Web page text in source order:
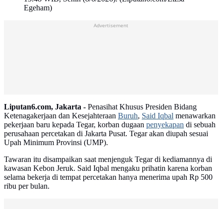
Egeham)
Advertisement
Liputan6.com, Jakarta - Penasihat Khusus Presiden Bidang
Ketenagakerjaan dan Kesejahteraan Buruh, Said Iqbal menawarkan
pekerjaan baru kepada Tegar, korban dugaan penyekapan di sebuah
perusahaan percetakan di Jakarta Pusat. Tegar akan diupah sesuai
Upah Minimum Provinsi (UMP).
Tawaran itu disampaikan saat menjenguk Tegar di kediamannya di
kawasan Kebon Jeruk. Said Iqbal mengaku prihatin karena korban
selama bekerja di tempat percetakan hanya menerima upah Rp 500
ribu per bulan.